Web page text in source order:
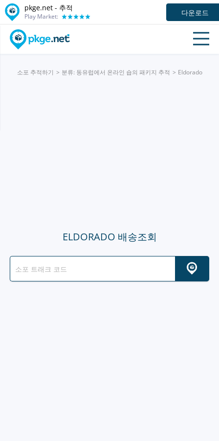
pkge.net - 추적
Play Market: 다운로드
소포 추적하기 분류: 동유럽에서 온라인 숍의 패키지 추적 Eldorado
ELDORADO 배송조회